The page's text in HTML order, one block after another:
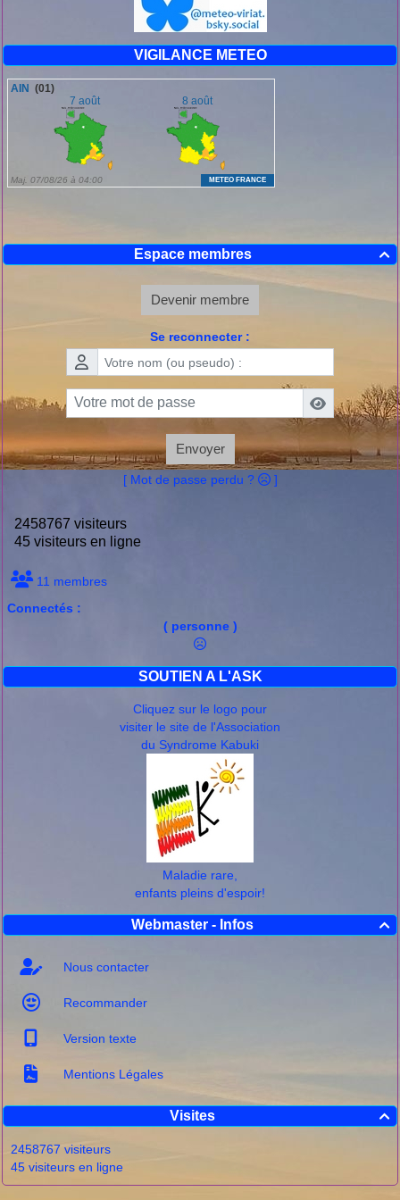
VIGILANCE METEO

Espace membres
Devenir membre
Se reconnecter :
Envoyer
[ Mot de passe perdu ? ]
2458767 visiteurs
45 visiteurs en ligne
11 membres
Connectés :
( personne )
SOUTIEN A L'ASK
Cliquez sur le logo pour
visiter le site de l'Association
du Syndrome Kabuki
Maladie rare,
enfants pleins d'espoir!

Webmaster - Infos
Nous contacter
Recommander
Version texte
Mentions Légales

Visites
2458767 visiteurs
45 visiteurs en ligne